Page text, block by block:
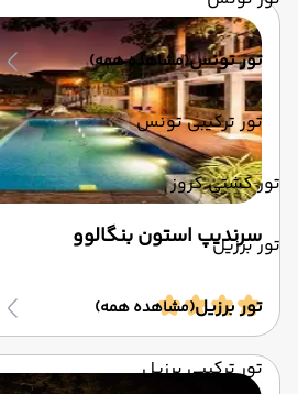
تور تونس(مشاهده همه)
تور ترکیبی تونس
تور کشتی کروز
تور برزیل
تور برزیل(مشاهده همه)
تور ترکیبی برزیل
سرندیپ استون بنگالوو